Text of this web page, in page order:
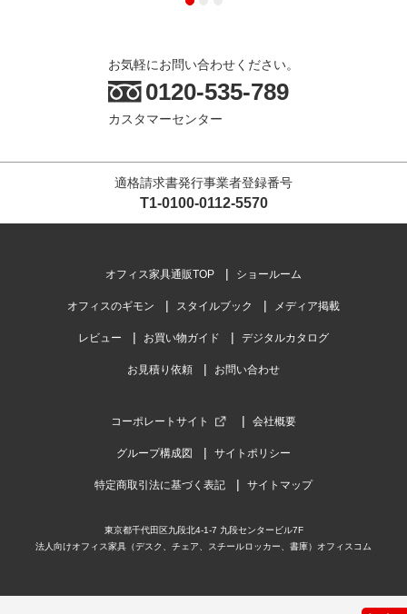
お気軽にお問い合わせください。
0120-535-789
カスタマーセンター
適格請求書発行事業者登録番号
T1-0100-0112-5570
オフィス家具通販TOP ショールーム
オフィスのギモン スタイルブック メディア掲載
レビュー お買い物ガイド デジタルカタログ
お見積り依頼 お問い合わせ
コーポレートサイト 会社概要
グループ構成図 サイトポリシー
特定商取引法に基づく表記 サイトマップ
東京都千代田区九段北4-1-7 九段センタービル7F
法人向けオフィス家具（デスク、チェア、スチールロッカー、書庫）オフィスコム